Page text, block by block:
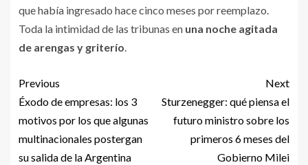
que había ingresado hace cinco meses por reemplazo.
Toda la intimidad de las tribunas en una noche agitada
de arengas y griterío.
Previous
Éxodo de empresas: los 3
motivos por los que algunas
multinacionales postergan
su salida de la Argentina
Next
Sturzenegger: qué piensa el
futuro ministro sobre los
primeros 6 meses del
Gobierno Milei